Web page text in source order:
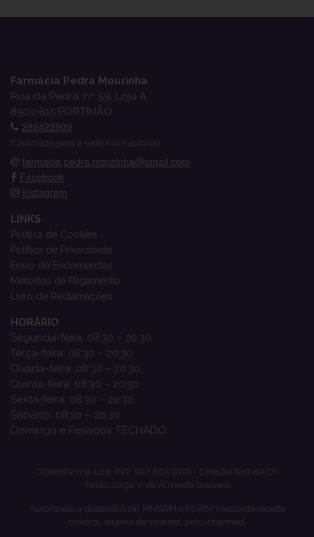
Farmácia Pedra Mourinha
Rua da Pedra, nº 59, Loja A
8500-815 PORTIMÃO
282422909
(Chamada para a rede fixa nacional)
farmacia.pedra.mourinha@gmail.com
Facebook
Instagram
LINKS
Política de Cookies
Política de Privacidade
Envio de Encomendas
Métodos de Pagamento
Livro de Reclamações
HORÁRIO
Segunda-feira: 08:30 – 20:30
Terça-feira: 08:30 – 20:30
Quarta-feira: 08:30 – 20:30
Quinta-feira: 08:30 – 20:30
Sexta-feira: 08:30 – 20:30
Sábado: 08:30 – 20:30
Domingo e Feriados: FECHADO
Oceanifarma, Lda. (NIF 507 665 970) - Direção Técnica Dr.
Paulo Jorge V. de Almeida Gouveia
Autorizado a disponibilizar MNSRM e MSRM mediante receita
médica, através da Internet, pelo Infarmed.